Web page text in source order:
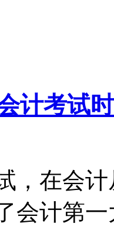
计考试
，在会
会计第